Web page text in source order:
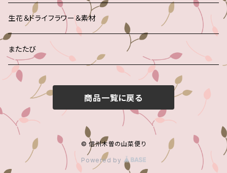
生花＆ドライフラワー＆素材
またたび
商品一覧に戻る
© 信州木曽の山菜便り
Powered by